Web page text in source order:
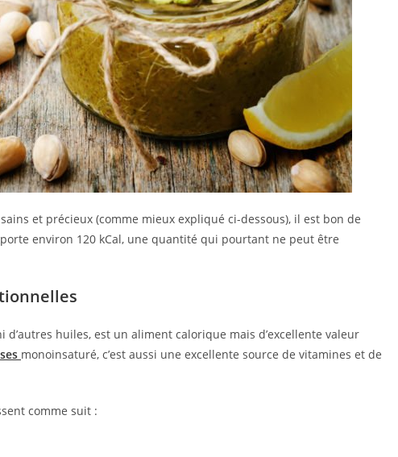
et précieux (comme mieux expliqué ci-dessous), il est bon de
environ 120 kCal, une quantité qui pourtant ne peut être
huiles, est un aliment calorique mais d’excellente valeur
monoinsaturé, c’est aussi une excellente source de vitamines et de
comme suit :